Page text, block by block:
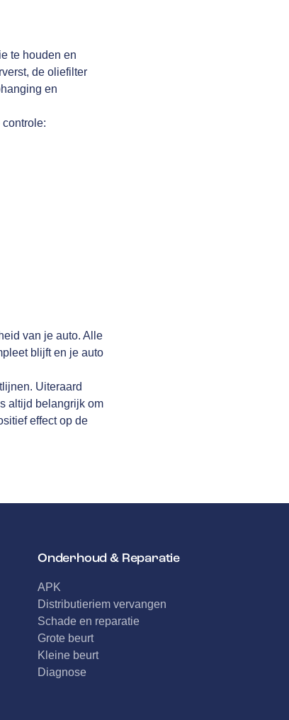
te houden en
de oliefilter
en
van je auto. Alle
blijft en je auto
Uiteraard
altijd belangrijk om
effect op de
Onderhoud & Reparatie
APK
Distributieriem vervangen
Schade en reparatie
Grote beurt
Kleine beurt
Diagnose